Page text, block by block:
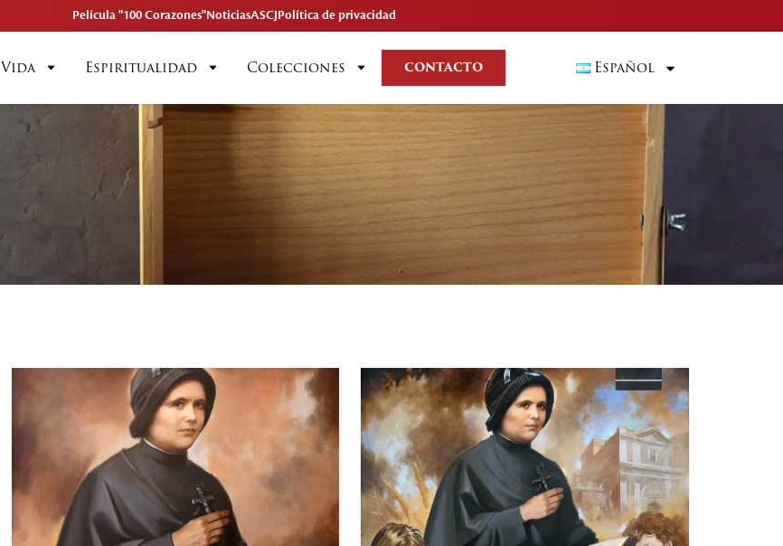
Película "100 Corazones"NoticiasASCJPolítica de privacidad
Vida Espiritualidad Colecciones CONTACTO Español